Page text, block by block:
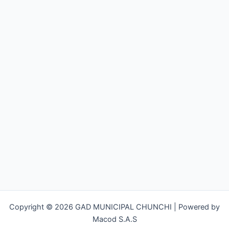
Copyright © 2026 GAD MUNICIPAL CHUNCHI | Powered by
Macod S.A.S